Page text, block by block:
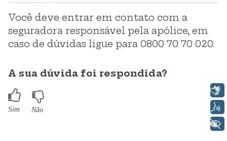
Você deve entrar em contato com a
seguradora responsável pela apólice, em
caso de dúvidas ligue para 0800 70 70 020.
A sua dúvida foi respondida?